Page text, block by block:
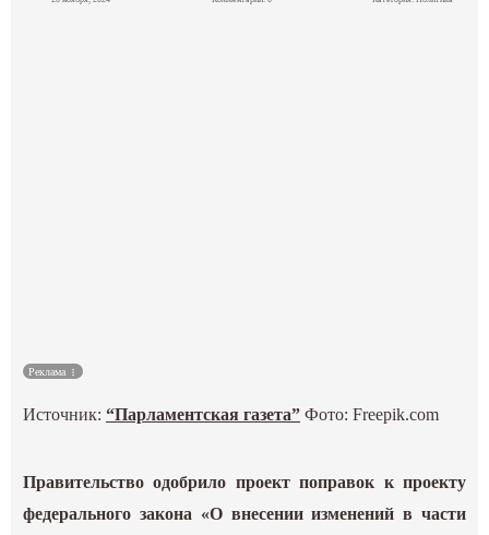
Реклама
Источник:“Парламентская газета” Фото: Freepik.com
Правительство одобрило проект поправок к проекту
федерального закона «О внесении изменений в части